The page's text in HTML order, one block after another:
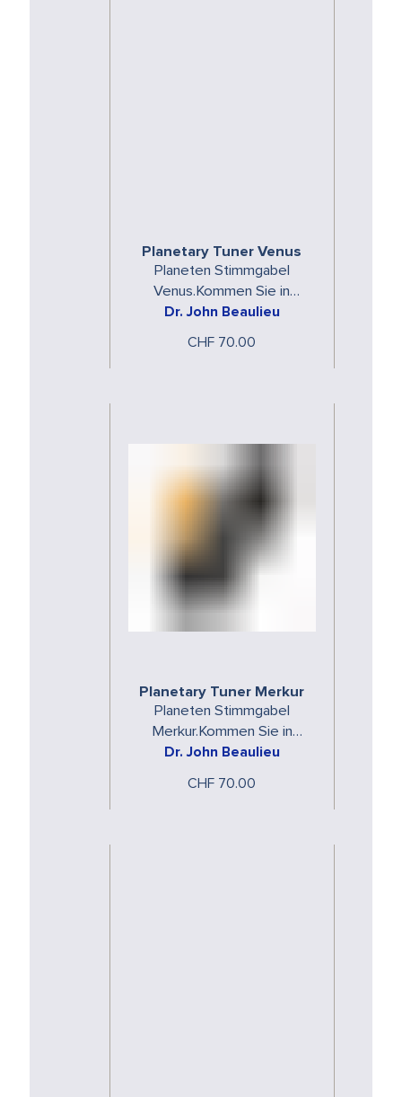
Planetary Tuner Venus
Planeten Stimmgabel
Venus.Kommen Sie in
Resonanz mit den
Dr. John Beaulieu
CHF 70.00
Planetary Tuner Merkur
Planeten Stimmgabel
Merkur.Kommen Sie in
Resonanz mit den
Dr. John Beaulieu
CHF 70.00